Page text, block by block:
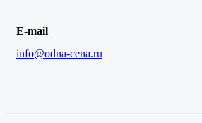
E-mail
info@odna-cena.ru